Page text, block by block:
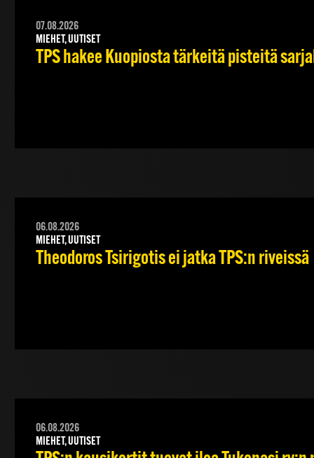
07.08.2026
MIEHET, UUTISET
TPS hakee Kuopiosta tärkeitä pisteitä
06.08.2026
MIEHET, UUTISET
Theodoros Tsirigotis ei jatka TPS:n riveissä
06.08.2026
MIEHET, UUTISET